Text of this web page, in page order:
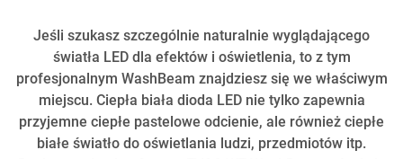
Jeśli szukasz szczególnie naturalnie wyglądającego
światła LED dla efektów i oświetlenia, to z tym
profesjonalnym WashBeam znajdziesz się we właściwym
miejscu. Ciepła biała dioda LED nie tylko zapewnia
przyjemne ciepłe pastelowe odcienie, ale również ciepłe
białe światło do oświetlania ludzi, przedmiotów itp.